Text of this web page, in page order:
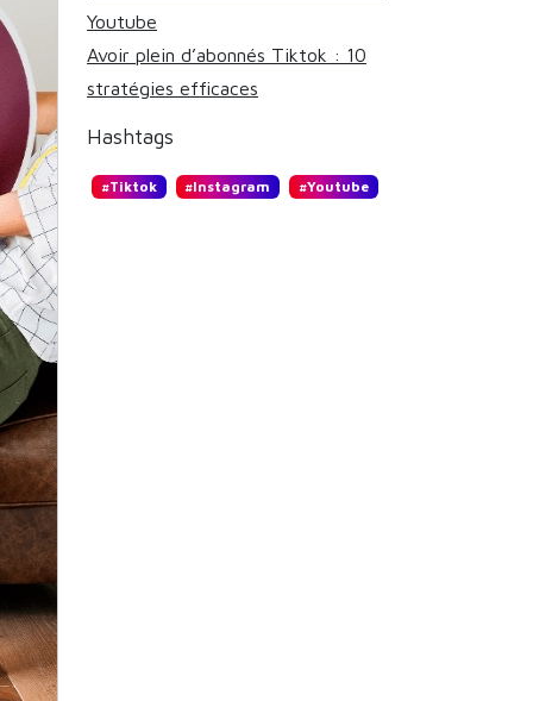
Youtube
Avoir plein d’abonnés Tiktok : 10
stratégies efficaces
Hashtags
#Tiktok #Instagram #Youtube